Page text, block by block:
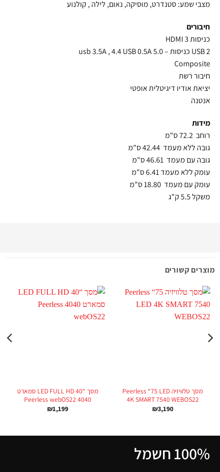
מצבי שמע: סטנדרט, מוסיקה, נאום, לילה , קולנוע
חיבורים
כניסות HDMI 3
USB 2 כניסות – usb 3.5A , 4.4 USB 0.5A 5.0
Composite
חיבור רשת
יציאת אודיו דיגיטלית אופטי
אנטנה
מידות
רוחב 72.2 ס"מ
גובה ללא מעמד 42.44 ס"מ
גובה עם מעמד 46.61 ס"מ
עומק ללא מעמד 6.41 ס"מ
עומק עם מעמד 18.80 ס"מ
משקל 5.5 ק"ג
מוצרים קשורים
מסך טלוויזיה Peerless “75 LED
4K SMART 7540 WEBOS22
₪3,190
מסך “40 LED FULL HD סמארט
4040 Peerless webOS22
₪1,199
100% חשמל